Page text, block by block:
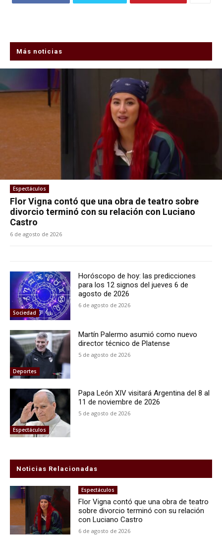
Más noticias
Espectáculos
Flor Vigna contó que una obra de teatro sobre
divorcio terminó con su relación con Luciano
Castro
6 de agosto de 2026
Sociedad
Horóscopo de hoy: las predicciones
para los 12 signos del jueves 6 de
agosto de 2026
6 de agosto de 2026
Deportes
Martín Palermo asumió como nuevo
director técnico de Platense
5 de agosto de 2026
Espectáculos
Papa León XIV visitará Argentina del 8 al
11 de noviembre de 2026
5 de agosto de 2026
Noticias Relacionadas
Espectáculos
Flor Vigna contó que una obra de teatro
sobre divorcio terminó con su relación
con Luciano Castro
6 de agosto de 2026